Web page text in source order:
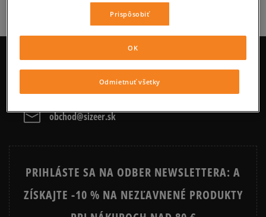
+421 233 046 923
obchod@sizeer.sk
PRIHLÁSTE SA NA ODBER NEWSLETTERA: A
ZÍSKAJTE -10 % NA NEZĽAVNENÉ PRODUKTY
Prispôsobiť
Odmietnuť všetky
OK